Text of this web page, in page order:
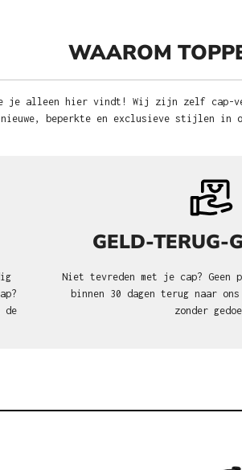
WAAROM
alleen hier vindt! Wij zijn zelf cap-
beperkte en exclusieve stijlen
de
GELD-TERUG-
Niet tevreden met je cap? Geen
binnen 30 dagen terug naar
zonder